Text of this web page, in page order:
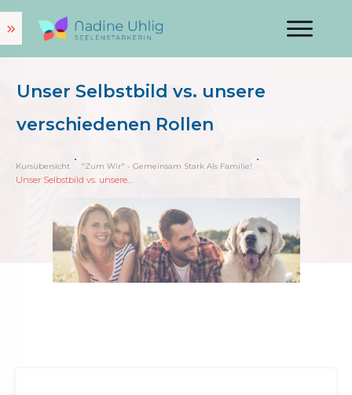
Unser Selbstbild vs. unsere
verschiedenen Rollen
Kursübersicht "Zum Wir" - Gemeinsam Stark Als Familie!